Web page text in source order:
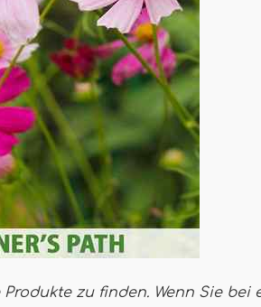
zu finden. Wenn Sie bei